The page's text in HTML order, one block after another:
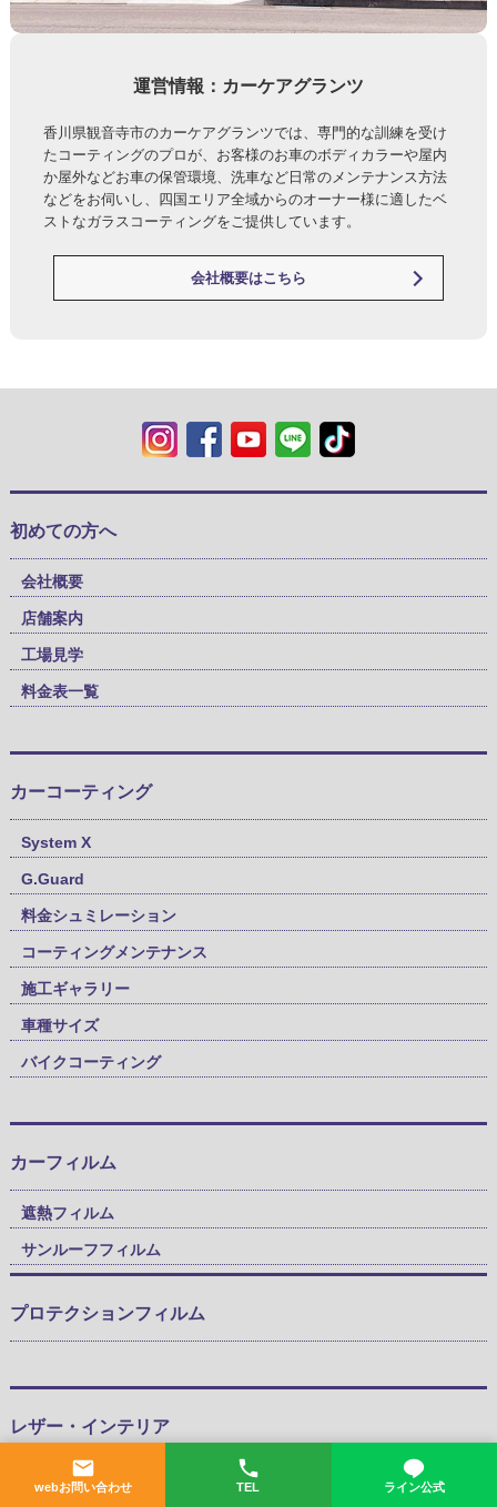
運営情報：カーケアグランツ
香川県観音寺市のカーケアグランツでは、専門的な訓練を受け
たコーティングのプロが、お客様のお車のボディカラーや屋内
か屋外などお車の保管環境、洗車など日常のメンテナンス方法
などをお伺いし、四国エリア全域からのオーナー様に適したベ
ストなガラスコーティングをご提供しています。
会社概要はこちら
webお問い合わせ TEL ライン公式
初めての方へ
会社概要
店舗案内
工場見学
料金表一覧
カーコーティング
System X
G.Guard
料金シュミレーション
コーティングメンテナンス
施工ギャラリー
車種サイズ
バイクコーティング
カーフィルム
遮熱フィルム
サンルーフフィルム
プロテクションフィルム
レザー・インテリア
内装プラスチックコート